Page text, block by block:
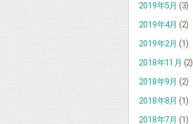
2019年5月 (3)
2019年4月 (2)
2019年2月 (1)
2018年11月 (2)
2018年9月 (2)
2018年8月 (1)
2018年7月 (1)